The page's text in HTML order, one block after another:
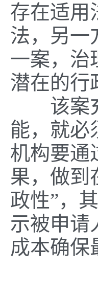
存在适用
法，另一
一案，治
潜在的行
该案充
能，就必
机构要通
果，做到
政性”，
示被申请
成本确保